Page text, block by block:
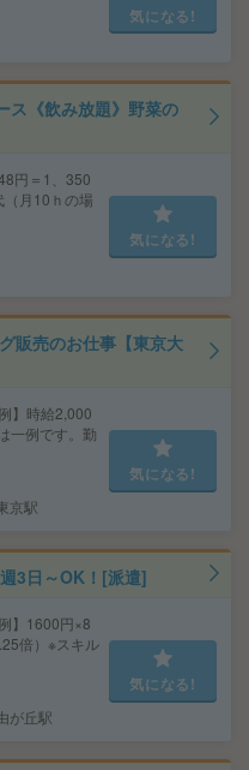
気になる!
ス《飲み放題》野菜の
円＝1、350
月10ｈの場
気になる!
販売のお仕事【東京大
】時給2,000
一例です。勤
京駅
気になる!
3日～OK！[派遣]
】1600円×8
倍）※スキル
が丘駅
気になる!